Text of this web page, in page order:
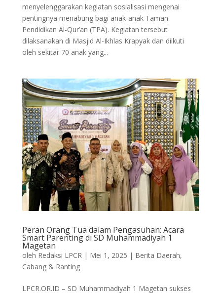
menyelenggarakan kegiatan sosialisasi mengenai
pentingnya menabung bagi anak-anak Taman
Pendidikan Al-Qur’an (TPA). Kegiatan tersebut
dilaksanakan di Masjid Al-Ikhlas Krapyak dan diikuti
oleh sekitar 70 anak yang...
Peran Orang Tua dalam Pengasuhan: Acara
Smart Parenting di SD Muhammadiyah 1
Magetan
oleh Redaksi LPCR| Mei 1, 2025 | Berita Daerah,
Cabang & Ranting
LPCR.OR.ID – SD Muhammadiyah 1 Magetan sukses